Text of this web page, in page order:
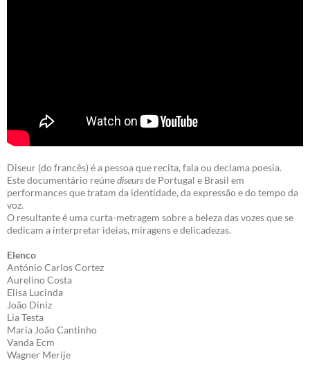
Diseur (do francês) é a pessoa que recita, fala ou declama poesia.
Este documentário reúnediseursde Portugal e Brasil em
performances que tratam da identidade, da expressão e do tempo da
voz.
O resultante é uma curta-metragem sobre a beleza das vozes que se
dedicam a interpretar ideias, miragens e delicadezas.
Elenco
António Carlos Cortez
Aurelino Costa
Elisa Lucinda
João Diniz
Lia Testa
Maria João Cantinho
Vanda Ecm
Wagner Merije